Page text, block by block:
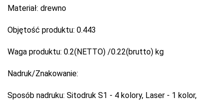
Materiał: drewno
Objętość produktu: 0.443
Waga produktu: 0.2(NETTO) /0.22(brutto) kg
Nadruk/Znakowanie:
Sposób nadruku: Sitodruk S1 - 4 kolory, Laser - 1 kolor,